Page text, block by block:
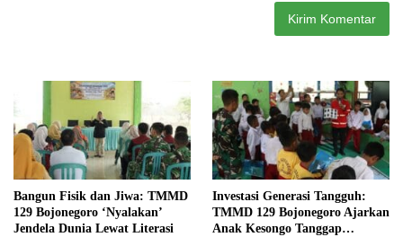
Bangun Fisik dan Jiwa: TMMD
129 Bojonegoro ‘Nyalakan’
Jendela Dunia Lewat Literasi
Investasi Generasi Tangguh:
TMMD 129 Bojonegoro Ajarkan
Anak Kesongo Tanggap